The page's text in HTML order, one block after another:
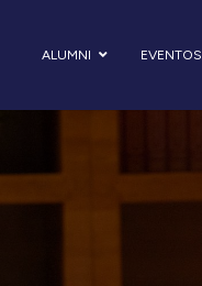
ALUMNI EVENTOS